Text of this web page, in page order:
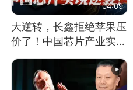
04:09
大逆转，长鑫拒绝苹果压
价了！中国芯片产业实现